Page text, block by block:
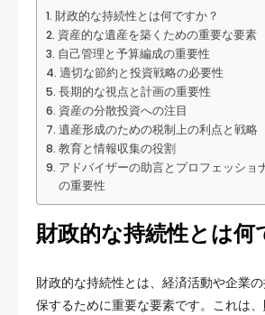
財政的な持続性とは何ですか？
資産的な遺産を築くための重要な要素
自己管理と予算編成の重要性
適切な節約と投資戦略の必要性
長期的な視点と計画の重要性
資産の分散投資への注目
遺産形成のための税制上の利点と戦略
教育と情報収集の役割
アドバイザーの助言とプロフェッショ
の重要性
財政的な持続性とは何
財政的な持続性とは、経済活動や企業
保するために重要な要素です。これは